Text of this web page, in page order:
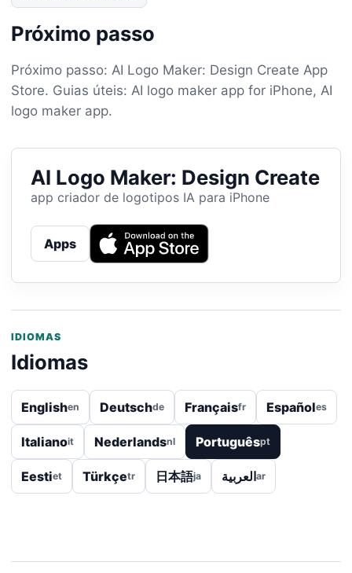
Próximo passo
Próximo passo: AI Logo Maker: Design Create App
Store. Guias úteis: AI logo maker app for iPhone, AI
logo maker app.
AI Logo Maker: Design Create
app criador de logotipos IA para iPhone
Apps
IDIOMAS
Idiomas
Englishen Deutschde Françaisfr Españoles
Italianoit Nederlandsnl Portuguêspt
Eestiet Türkçetr 日本語ja العربيةar